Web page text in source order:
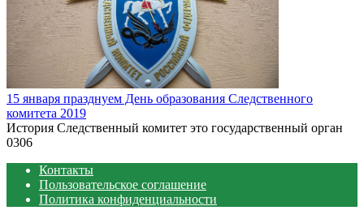
15 января празднуем День образования Следственного
комитета 2019
История Следственный комитет это государственный орган
0306
Контакты
Пользовательское соглашение
Политика конфиденциальности